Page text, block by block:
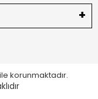
korunmaktadır.